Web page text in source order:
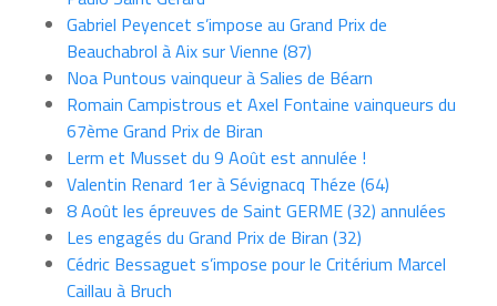
Gabriel Peyencet s’impose au Grand Prix de
Beauchabrol à Aix sur Vienne (87)
Noa Puntous vainqueur à Salies de Béarn
Romain Campistrous et Axel Fontaine vainqueurs du
67ème Grand Prix de Biran
Lerm et Musset du 9 Août est annulée !
Valentin Renard 1er à Sévignacq Théze (64)
8 Août les épreuves de Saint GERME (32) annulées
Les engagés du Grand Prix de Biran (32)
Cédric Bessaguet s’impose pour le Critérium Marcel
Caillau à Bruch